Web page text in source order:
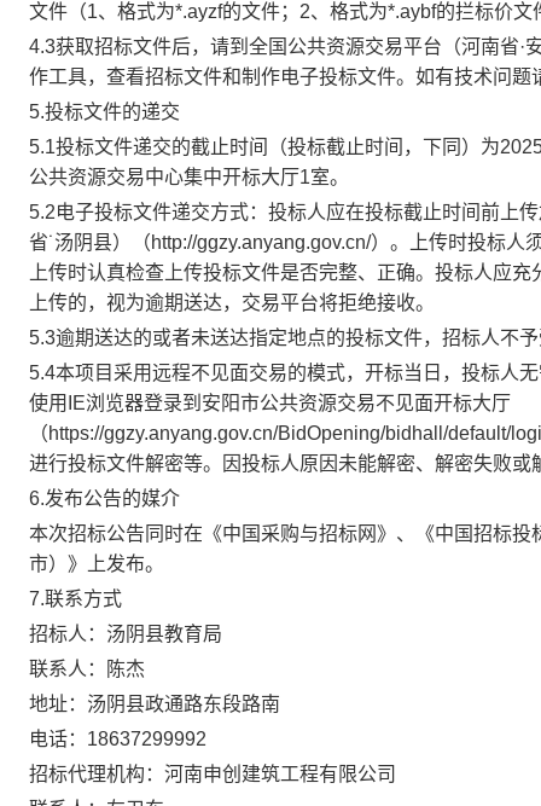
文件（1、格式为*.ayzf的文件；2、格式为*.aybf的拦标价文
4.3获取招标文件后，请到全国公共资源交易平台（河南省·
作工具，查看招标文件和制作电子投标文件。如有技术问题
5.投标文件的递交
5.1投标文件递交的截止时间（投标截止时间，下同）为
公共资源交易中心集中开标大厅1室。
5.2电子投标文件递交方式：投标人应在投标截止时间前上
省˙汤阴县）（http://ggzy.anyang.gov.cn/）。上传时投标
上传时认真检查上传投标文件是否完整、正确。投标人应
上传的，视为逾期送达，交易平台将拒绝接收。
5.3逾期送达的或者未送达指定地点的投标文件，招标人不
5.4本项目采用远程不见面交易的模式，开标当日，投标人
使用IE浏览器登录到安阳市公共资源交易不见面开标大厅
（https://ggzy.anyang.gov.cn/BidOpening/bidhall/default/
进行投标文件解密等。因投标人原因未能解密、解密失败或
6.发布公告的媒介
本次招标公告同时在 《中国采购与招标网》、《中国招标
市）》
上发布。
7.联系方式
招标人：汤阴县教育局
联系人：陈杰
地址：汤阴县政通路东段路南
电话： 18637299992
招标代理机构：河南申创建筑工程有限公司